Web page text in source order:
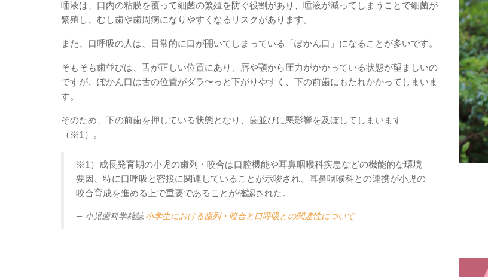
唾液は、口内の粘膜を覆って細菌の繁殖を防ぐ役割があり、唾液が減ってしまうことで細菌が
繁殖し、むし歯や歯周病になりやすくなるリスクがあります。
また、口呼吸の人は、日常的に口が開いてしまっている「ぽかん口」になることが多いです。
そもそも歯並びは、舌が正しい位置にあり、唇や顎から圧力がかかっている状態が望ましいの
ですが、ぽかん口は舌の位置がダラ〜っと下がりやすく、下の前歯にもたれかかってしまいま
す。
そのため、下の前歯を押している状態となり、歯並びに悪影響を及ぼしてしまいます
（※1）。
※1）成長発育期の小児の歯列・咬合は口腔機能や耳鼻咽喉科疾患などの機能的な環境
要因、特に口呼吸と密接に関連していることが示唆され、耳鼻咽喉科との連携が小児の
咬合育成を進める上で重要であることが確認された。
小児歯科学雑誌小学生における歯列・咬合と口呼吸との関連性について